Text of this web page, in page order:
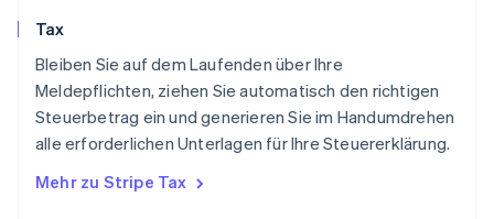
Tax
Bleiben Sie auf dem Laufenden über Ihre
Meldepflichten, ziehen Sie automatisch den richtigen
Steuerbetrag ein und generieren Sie im Handumdrehen
alle erforderlichen Unterlagen für Ihre Steuererklärung.
Mehr zu Stripe Tax
Schweden
Schweiz
DeutschFrançaisItalianoEnglish
Singapur
Slowakei